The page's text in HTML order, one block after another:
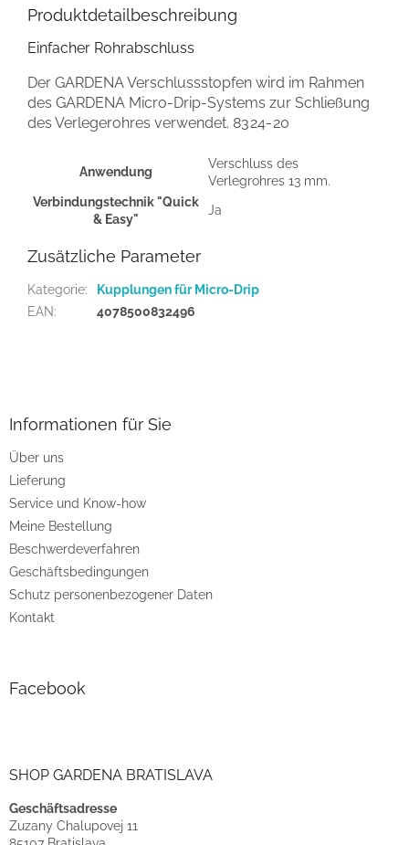
Produktdetailbeschreibung
Einfacher Rohrabschluss
Der GARDENA Verschlussstopfen wird im Rahmen
des GARDENA Micro-Drip-Systems zur Schließung
des Verlegerohres verwendet. 8324-20
Anwendung
Verschluss des
Verlegrohres 13 mm.
Verbindungstechnik "Quick
& Easy"
Ja
Zusätzliche Parameter
Kategorie:
Kupplungen für Micro-Drip
EAN: 4078500832496
e
Informationen für Sie
Über uns
Lieferung
Service und Know-how
Meine Bestellung
Beschwerdeverfahren
Geschäftsbedingungen
Schutz personenbezogener Daten
Kontakt
Facebook
SHOP GARDENA BRATISLAVA
Geschäftsadresse
Zuzany Chalupovej 11